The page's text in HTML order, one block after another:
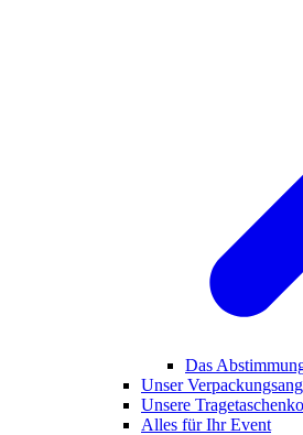
Das
Unser
Unsere
Alles für Ihr Event